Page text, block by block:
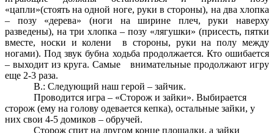
«цапли»(стоять на одной ноге, руки в стороны), на два хлопка
– позу «дерева» (ноги на ширине плеч, руки наверху
разведены), на три хлопка – позу «лягушки» (присесть, пятки
вместе, носки и колени в стороны, руки на полу между
ногами). Под звук бубна ходьба продолжается. Кто ошибается
– выходит из круга. Самые внимательные продолжают игру
еще 2-3 раза.
В.: Следующий наш герой – зайчик.
Проводится игра – «Сторож и зайки». Выбирается
сторож (ему на голову одевается кепка), остальные зайки, у
них свои 4-5 домиков – обручей.
Сторож спит на другом конце площадки, а зайки